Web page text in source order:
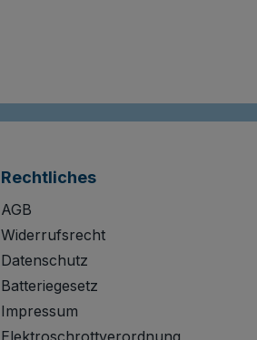
Rechtliches
AGB
Widerrufsrecht
Datenschutz
Batteriegesetz
Impressum